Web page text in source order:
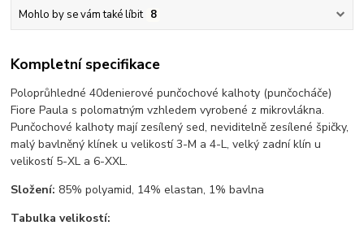
Mohlo by se vám také líbit 8
Kompletní specifikace
Poloprůhledné 40denierové punčochové kalhoty (punčocháče)
Fiore Paula s polomatným vzhledem vyrobené z mikrovlákna.
Punčochové kalhoty mají zesílený sed, neviditelně zesílené špičky,
malý bavlněný klínek u velikostí 3-M a 4-L, velký zadní klín u
velikostí 5-XL a 6-XXL.
Složení: 85% polyamid, 14% elastan, 1% bavlna
Tabulka velikostí: